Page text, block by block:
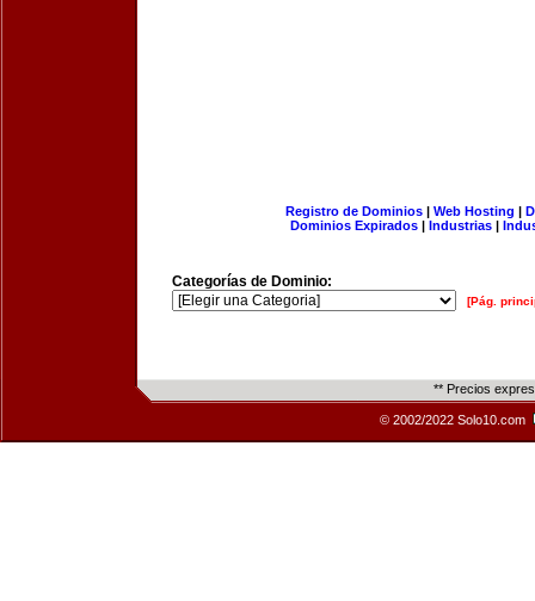
Registro de Dominios| Web Hosting |
Dominios Expirados | Industrias |
Categorías de Dominio:
[Pág.
** Precios
© 2002/2022 Solo10.com